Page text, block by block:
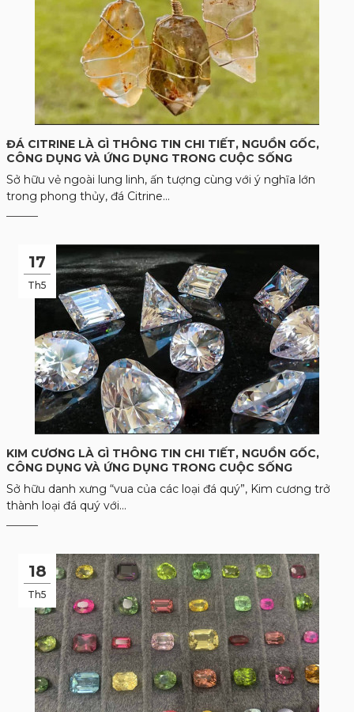
ĐÁ CITRINE LÀ GÌ THÔNG TIN CHI TIẾT, NGUỒN GỐC,
CÔNG DỤNG VÀ ỨNG DỤNG TRONG CUỘC SỐNG
Sở hữu vẻ ngoài lung linh, ấn tượng cùng với ý nghĩa lớn
trong phong thủy, đá Citrine...
17
Th5
KIM CƯƠNG LÀ GÌ THÔNG TIN CHI TIẾT, NGUỒN GỐC,
CÔNG DỤNG VÀ ỨNG DỤNG TRONG CUỘC SỐNG
Sở hữu danh xưng “vua của các loại đá quý”, Kim cương trở
thành loại đá quý với...
18
Th5